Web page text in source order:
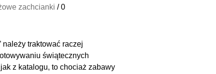
zachcianki /0
należy traktować raczej
świątecznych
z katalogu, to chociaż zabawy